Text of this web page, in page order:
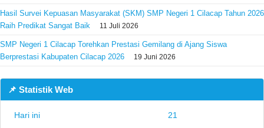
Hasil Survei Kepuasan Masyarakat (SKM) SMP Negeri 1 Cilacap Tahun 2026
Raih Predikat Sangat Baik
11 Juli 2026
SMP Negeri 1 Cilacap Torehkan Prestasi Gemilang di Ajang Siswa
Berprestasi Kabupaten Cilacap 2026
19 Juni 2026
📌 Statistik Web
Hari ini
21